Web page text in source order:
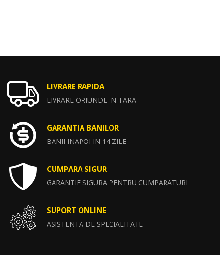
LIVRARE RAPIDA
LIVRARE ORIUNDE IN TARA
GARANTIA BANILOR
BANII INAPOI IN 14 ZILE
CUMPARA SIGUR
GARANTIE SIGURA PENTRU CUMPARATURI
SUPORT ONLINE
ASISTENTA DE SPECIALITATE